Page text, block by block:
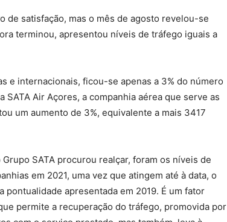
de satisfação, mas o mês de agosto revelou-se
terminou, apresentou níveis de tráfego iguais a
e internacionais, ficou-se apenas a 3% do número
Air Açores, a companhia aérea que serve as
um aumento de 3%, equivalente a mais 3417
SATA procurou realçar, foram os níveis de
em 2021, uma vez que atingem até à data, o
apresentada em 2019. É um fator
permite a recuperação do tráfego, promovida por